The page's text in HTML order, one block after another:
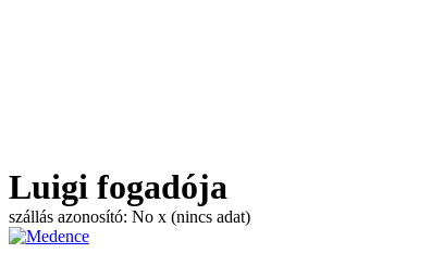
Luigi fogadója
szállás azonosító: No x (nincs adat)